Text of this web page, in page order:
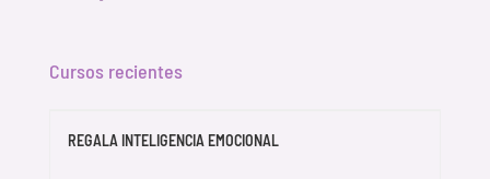
Cursos recientes
REGALA INTELIGENCIA EMOCIONAL